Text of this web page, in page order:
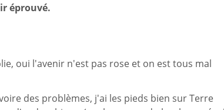
éprouvé.
oui l'avenir n'est pas rose et on est tous mal
des problèmes, j'ai les pieds bien sur Terre